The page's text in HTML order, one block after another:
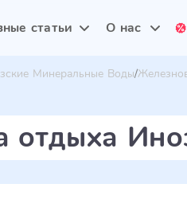
статьи О нас
Минеральные Воды